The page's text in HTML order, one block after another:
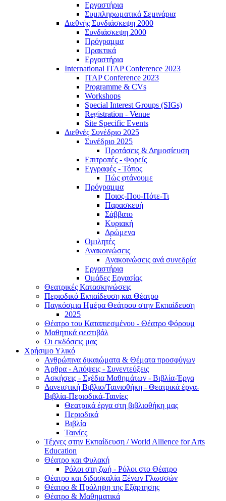
Εργαστήρια
Συμπληρωματικά Σεμινάρια
Διεθνής Συνδιάσκεψη 2000
Συνδιάσκεψη 2000
Πρόγραμμα
Πρακτικά
Εργαστήρια
International ITAP Conference 2023
ITAP Conference 2023
Programme & CVs
Workshops
Special Interest Groups (SIGs)
Registration - Venue
Site Specific Events
Διεθνές Συνέδριο 2025
Συνέδριο 2025
Προτάσεις & Δημοσίευση
Επιτροπές - Φορείς
Εγγραφές - Τόπος
Πώς φτάνουμε
Πρόγραμμα
Ποιος-Που-Πότε-Τι
Παρασκευή
Σάββατο
Κυριακή
Δρώμενα
Ομιλητές
Ανακοινώσεις
Ανακοινώσεις ανά συνεδρία
Εργαστήρια
Ομάδες Εργασίας
Θεατρικές Κατασκηνώσεις
Περιοδικό Εκπαίδευση και Θέατρο
Παγκόσμια Ημέρα Θεάτρου στην Εκπαίδευση
2025
Θέατρο του Καταπιεσμένου - Θέατρο Φόρουμ
Μαθητικά φεστιβάλ
Οι εκδόσεις μας
Χρήσιμο Υλικό
Ανθρώπινα δικαιώματα & Θέματα προσφύγων
Άρθρα - Απόψεις - Συνεντεύξεις
Ασκήσεις - Σχέδια Μαθημάτων - Βιβλία-Έργα
Δανειστική Βιβλιο/Ταινιοθήκη - Θεατρικά έργα-
Βιβλία-Περιοδικά-Ταινίες
Θεατρικά έργα στη βιβλιοθήκη μας
Περιοδικά
Βιβλία
Ταινίες
Τέχνες στην Εκπαίδευση / World Allience for Arts
Education
Θέατρο και Φυλακή
Ρόλοι στη ζωή - Ρόλοι στο Θέατρο
Θέατρο και διδασκαλία Ξένων Γλωσσών
Θέατρο & Πρόληψη της Εξάρτησης
Θέατρο & Μαθηματικά